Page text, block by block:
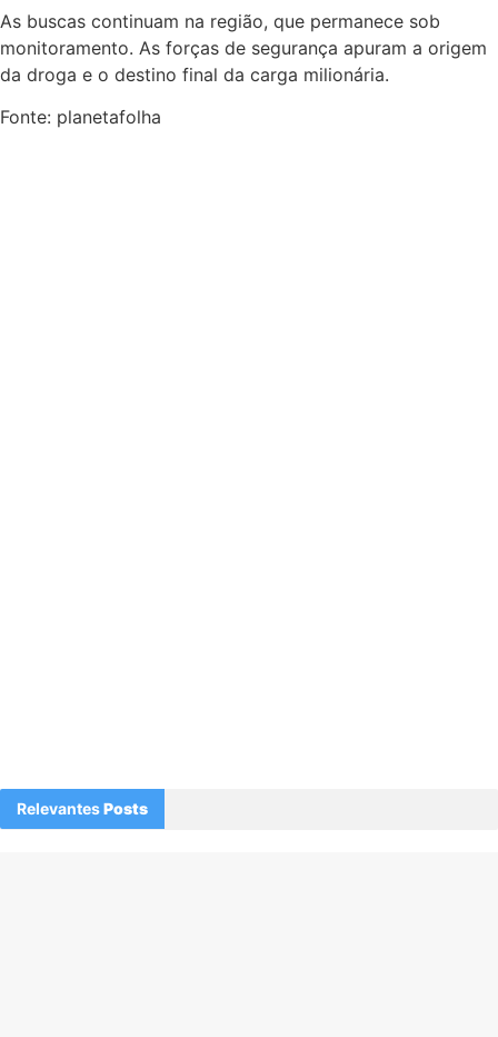
As buscas continuam na região, que permanece sob
monitoramento. As forças de segurança apuram a origem
da droga e o destino final da carga milionária.
Fonte: planetafolha
RelevantesPosts